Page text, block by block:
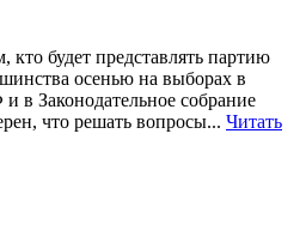
кто будет представлять партию
осенью на выборах в
в Законодательное собрание
что решать вопросы... Читать